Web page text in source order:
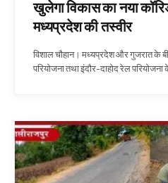
खुलेगा विकास का नया
मध्यप्रदेश की तस्वीर
विशाल चौहान। मध्यप्रदेश और गुजरात के
परियोजना तथा इंदौर-दाहोद रेल परियोजना